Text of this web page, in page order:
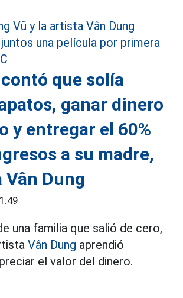
que solía
ganar dinero
y entregar el 60%
a su madre,
Dung
una familia que salió de cero,
Vân Dung aprendió
el valor del dinero.